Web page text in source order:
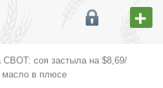
CBOT: соя застыла на $8,69/
в плюсе